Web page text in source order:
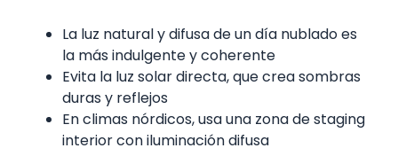
La luz natural y difusa de un día nublado es
la más indulgente y coherente
Evita la luz solar directa, que crea sombras
duras y reflejos
En climas nórdicos, usa una zona de staging
interior con iluminación difusa